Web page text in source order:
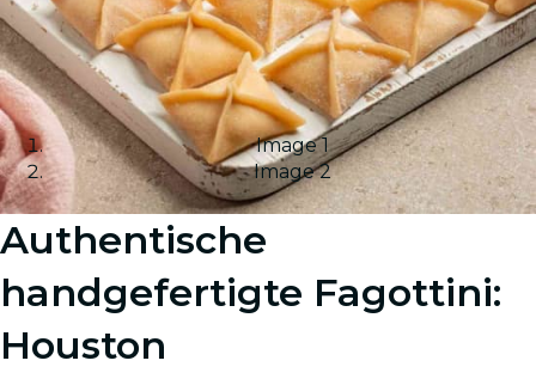
Image 1
Image 2
Authentische
handgefertigte Fagottini:
Houston